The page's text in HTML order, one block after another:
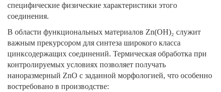
специфические физические характеристики этого
соединения.
В области функциональных материалов Zn(OH)₂ служит
важным прекурсором для синтеза широкого класса
цинксодержащих соединений. Термическая обработка при
контролируемых условиях позволяет получать
наноразмерный ZnO с заданной морфологией, что особенно
востребовано в производстве: